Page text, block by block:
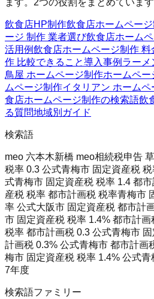
ます。2つの役割をまとめています
飲食店HP制作飲食店ホームペー
ージ 制作 業者選び飲食店ホーム
活用例飲食店ホームページ制作 料
作 比較できること導入事例 ラーメ
鳥屋 ホームページ制作ホームペー
ムページ制作イタリアン ホームペ
食店ホームページ制作の検索語飲
る質問地域別ガイド
検索語
meo 六本木新橋 meo相続税申告
税率 0.3 公式青梅市 固定資産税
式青梅市 固定資産税 税率 1.4 都
産税 税率 都市計画税 税率青梅市
率 公式大阪市 固定資産税 都市計
市 固定資産税 税率 1.4% 都市計画
税率 都市計画税 0.3 公式青梅市
計画税 0.3% 公式青梅市 都市計画
梅市 固定資産税 税率 1.4% 公式青
7年度
検索語ファミリー